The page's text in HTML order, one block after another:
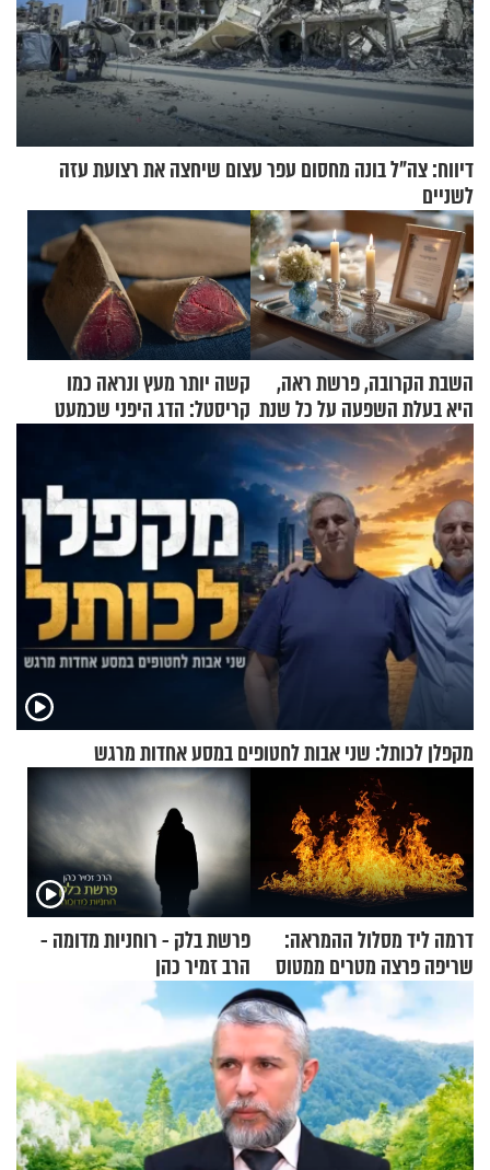
דיווח: צה"ל בונה מחסום עפר עצום שיחצה את רצועת עזה
לשניים
השבת הקרובה, פרשת ראה,
היא בעלת השפעה על כל שנת
תשפ"ז
קשה יותר מעץ ונראה כמו
קריסטל: הדג היפני שכמעט
בלתי אפשרי לחתוך
מקפלן לכותל: שני אבות לחטופים במסע אחדות מרגש
דרמה ליד מסלול ההמראה:
שריפה פרצה מטרים ממטוס
מלא בנוסעים
פרשת בלק - רוחניות מדומה -
הרב זמיר כהן